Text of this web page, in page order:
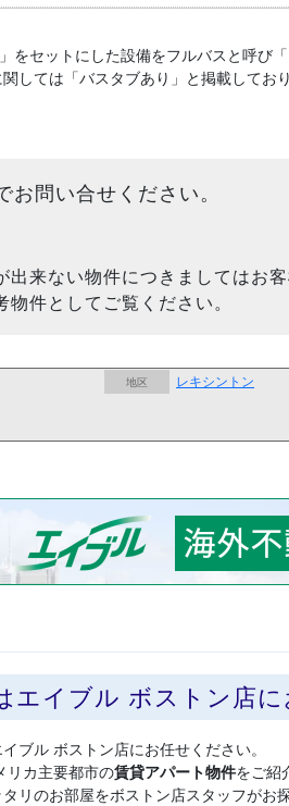
セットにした設備をフルバスと呼び「
しては「バスタブあり」と掲載しており
お問い合せください。
来ない物件につきましてはお
件としてご覧ください。
地区 レキシントン
イブル ボストン店に
ブル ボストン店にお任せください。
リカ主要都市の賃貸アパート物件をご紹
リのお部屋をボストン店スタッフがお